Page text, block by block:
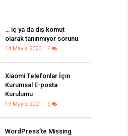
… iç ya da dış komut
olarak tanınmıyor sorunu
14 Mayıs 2020 8
Xiaomi Telefonlar İçin
Kurumsal E-posta
Kurulumu
19 Mayıs 2021 6
WordPress’te Missing